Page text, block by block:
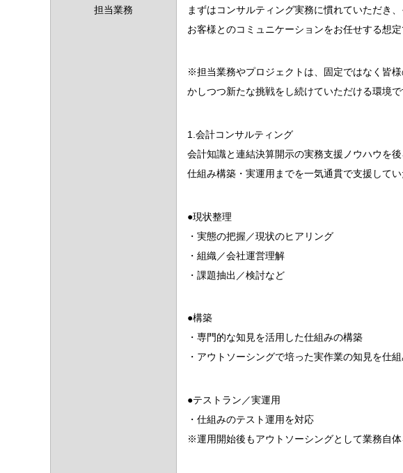
担当業務
まずはコンサルティング実務に慣れていただき
お客様とのコミュニケーションをお任せする想定
※担当業務やプロジェクトは、固定ではなく皆
かしつつ新たな挑戦をし続けていただける環境で
1.会計コンサルティング
会計知識と連結決算開示の実務支援ノウハウを
仕組み構築・実運用までを一気通貫で支援してい
●現状整理
・実態の把握／現状のヒアリング
・組織／会社運営理解
・課題抽出／検討など
●構築
・専門的な知見を活用した仕組みの構築
・アウトソーシングで培った実作業の知見を仕
●テストラン／実運用
・仕組みのテスト運用を対応
※運用開始後もアウトソーシングとして業務自体